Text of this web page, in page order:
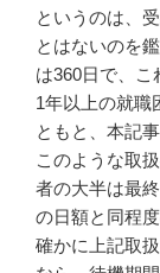
というのは、
とはないのを
は360日で、
1年以上の就職
ともと、本記
このような取
者の大半は最
の日額と同程
確かに上記取